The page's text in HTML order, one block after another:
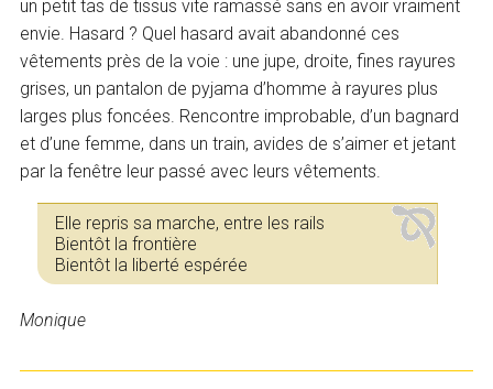
un petit tas de tissus vite ramassé sans en avoir vraiment
envie. Hasard ? Quel hasard avait abandonné ces
vêtements près de la voie : une jupe, droite, fines rayures
grises, un pantalon de pyjama d’homme à rayures plus
larges plus foncées. Rencontre improbable, d’un bagnard
et d’une femme, dans un train, avides de s’aimer et jetant
par la fenêtre leur passé avec leurs vêtements.
Elle repris sa marche, entre les rails
Bientôt la frontière
Bientôt la liberté espérée
Monique